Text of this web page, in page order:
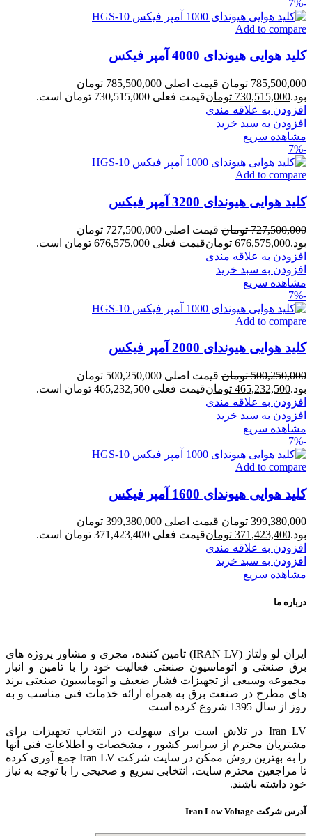
-7%
Add to compare
کلید هوایی هیوندای 4000 آمپر فیکس
785,500,000 تومان
قیمت اصلی 785,500,000 تومان
بود.730,515,000 تومانقیمت فعلی 730,515,000 تومان است.
افزودن به علاقه مندی
افزودن به سبد خرید
مشاهده سریع
-7%
Add to compare
کلید هوایی هیوندای 3200 آمپر فیکس
727,500,000 تومان
قیمت اصلی 727,500,000 تومان
بود.676,575,000 تومانقیمت فعلی 676,575,000 تومان است.
افزودن به علاقه مندی
افزودن به سبد خرید
مشاهده سریع
-7%
Add to compare
کلید هوایی هیوندای 2000 آمپر فیکس
500,250,000 تومان
قیمت اصلی 500,250,000 تومان
بود.465,232,500 تومانقیمت فعلی 465,232,500 تومان است.
افزودن به علاقه مندی
افزودن به سبد خرید
مشاهده سریع
-7%
Add to compare
کلید هوایی هیوندای 1600 آمپر فیکس
399,380,000 تومان
قیمت اصلی 399,380,000 تومان
بود.371,423,400 تومانقیمت فعلی 371,423,400 تومان است.
افزودن به علاقه مندی
افزودن به سبد خرید
مشاهده سریع
درباره ما
ایران لو ولتاژ (IRAN LV) تامین کننده، مجری و مشاور پروژه های
برق صنعتی و اتوماسیون صنعتی فعالیت خود را با تامین و انبار
مجموعه وسیعی از تجهیزات فشار ضعیف و اتوماسیون صنعتی برند
های مطرح در صنعت برق به همراه ارائه خدمات فنی مناسب و به
روز از سال 1395 شروع کرده است
Iran LV در تلاش است برای سهولت در انتخاب تجهیزات برای
مشتریان محترم از سراسر کشور ، مشخصات و اطلاعات فنی آنها
را به بهترین روش ممکن در سایت شرکت Iran LV جمع آوری کرده
تا مراجعین محترم سایت، انتخابی سریع و صحیحی را با توجه به نیاز
خود داشته باشند.
آدرس شرکت Iran Low Voltage